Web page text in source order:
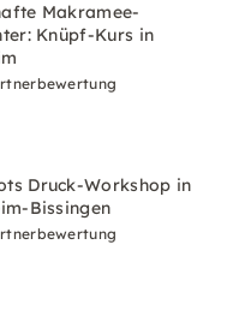
Makramee-
Knüpf-Kurs in
Druck-Workshop in
Bissingen